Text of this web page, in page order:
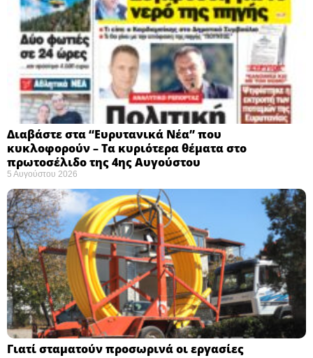
Διαβάστε στα “Ευρυτανικά Νέα” που
κυκλοφορούν – Τα κυριότερα θέματα στο
πρωτοσέλιδο της 4ης Αυγούστου
5 Αυγούστου 2026
Γιατί σταματούν προσωρινά οι εργασίες